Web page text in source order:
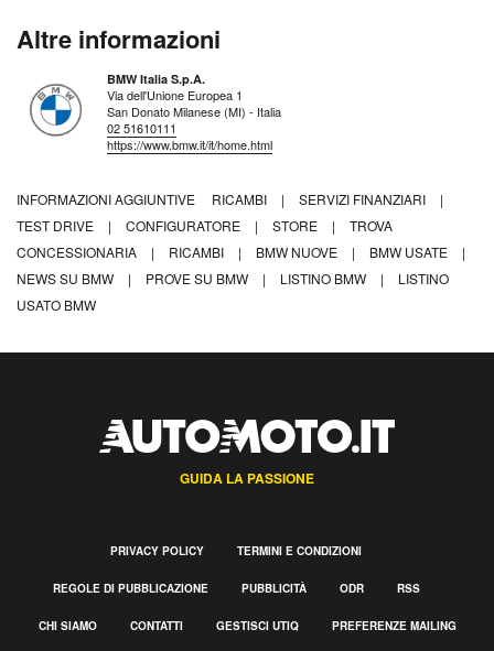
Altre informazioni
BMW Italia S.p.A.
Via dell'Unione Europea 1
San Donato Milanese (MI) - Italia
02 51610111
https://www.bmw.it/it/home.html
INFORMAZIONI AGGIUNTIVE RICAMBI | SERVIZI FINANZIARI
|
TEST DRIVE
| CONFIGURATORE | STORE |
TROVA
CONCESSIONARIA
| RICAMBI | BMW NUOVE | BMW USATE
|
NEWS SU BMW
| PROVE SU BMW | LISTINO BMW |
LISTINO
USATO BMW
GUIDA LA PASSIONE
PRIVACY POLICY TERMINI E CONDIZIONI
REGOLE DI PUBBLICAZIONE PUBBLICITÀ ODR RSS
CHI SIAMO CONTATTI GESTISCI UTIQ PREFERENZE MAILING